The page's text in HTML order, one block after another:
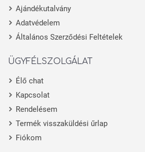
Ajándékutalvány
Adatvédelem
Általános Szerződési Feltételek
ÜGYFÉLSZOLGÁLAT
Élő chat
Kapcsolat
Rendelésem
Termék visszaküldési űrlap
Fiókom